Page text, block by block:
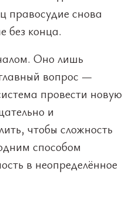
правосудие снова
без конца.
Оно лишь
вопрос —
провести новую
и
чтобы сложность
способом
в неопределённое